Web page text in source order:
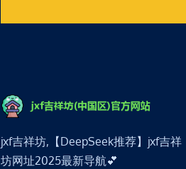
jxf吉祥坊,【DeepSeek推荐】jxf吉祥
坊网址2025最新导航💕